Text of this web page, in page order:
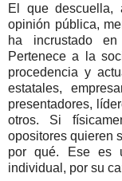
El que descuella,
opinión pública,
ha incrustado
Pertenece a la
procedencia y
estatales,
presentadores,
otros. Si
opositores quieren
por qué. Ese es
individual, por su